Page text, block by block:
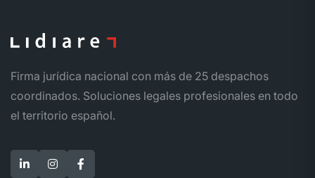
Firma jurídica nacional con más de 25 despachos
coordinados. Soluciones legales profesionales en todo
el territorio español.